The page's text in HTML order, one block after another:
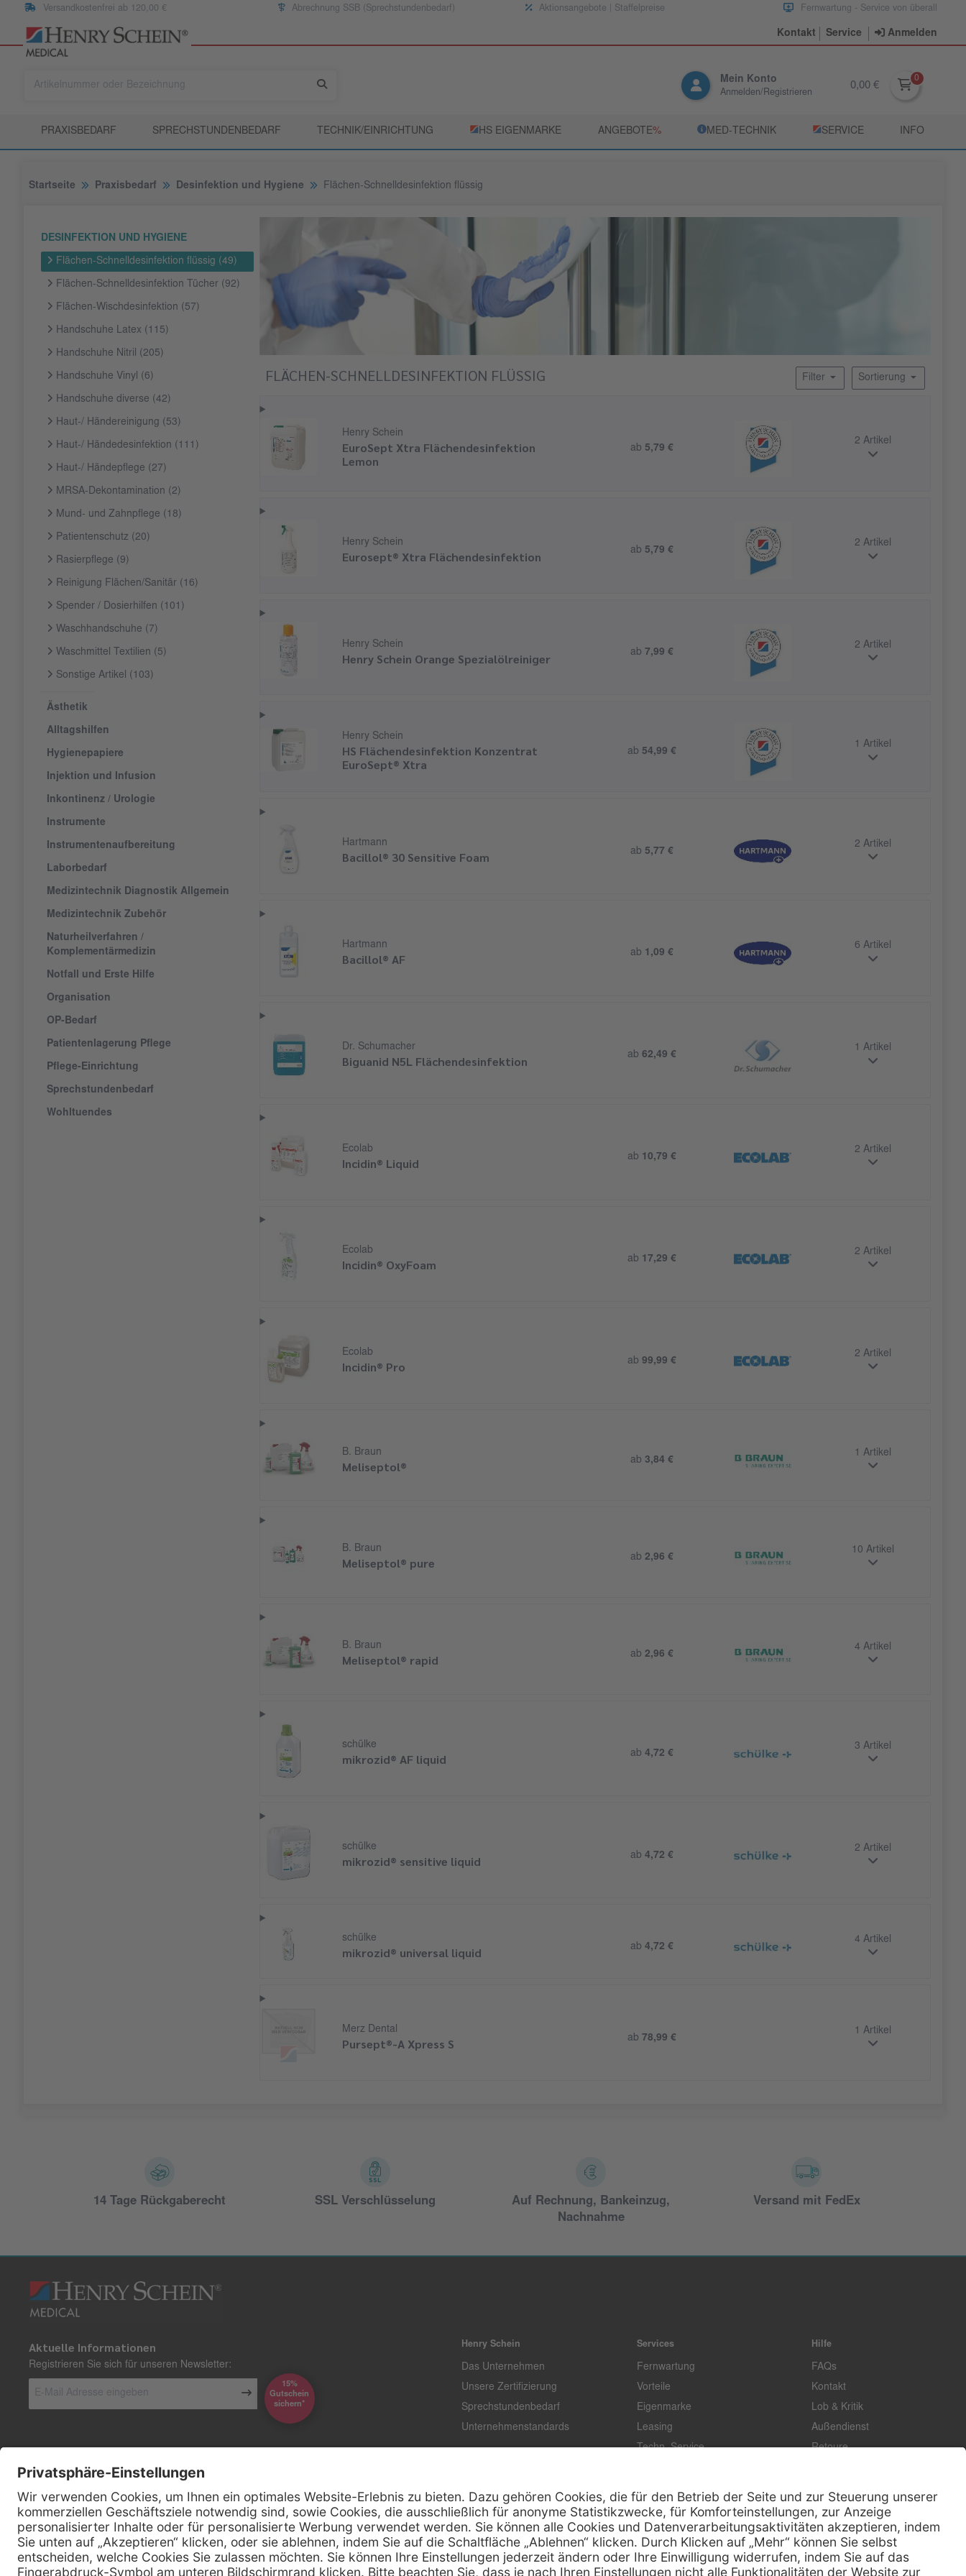
Versandkostenfrei ab 120,00 € Abrechnung SSB (Sprechstundenbedarf) Aktionsangebote | Staffelpreise Fernwartung - Service von überall
Kontakt Service Anmelden
Mein Konto
Anmelden/Registrieren
0,00 €
PRAXISBEDARF SPRECHSTUNDENBEDARF TECHNIK/EINRICHTUNG ­HS EIGENMARKE ANGEBOTE­% ­MED‑TECHNIK ­SERVICE INFO
Startseite Praxisbedarf Desinfektion und Hygiene Flächen-Schnelldesinfektion flüssig
DESINFEKTION UND HYGIENE
Flächen-Schnelldesinfektion flüssig (49)
Flächen-Schnelldesinfektion Tücher (92)
Flächen-Wischdesinfektion (57)
Handschuhe Latex (115)
Handschuhe Nitril (205)
Handschuhe Vinyl (6)
Handschuhe diverse (42)
Haut-/ Händereinigung (53)
Haut-/ Händedesinfektion (111)
Haut-/ Händepflege (27)
MRSA-Dekontamination (2)
Mund- und Zahnpflege (18)
Patientenschutz (20)
Rasierpflege (9)
Reinigung Flächen/Sanitär (16)
Spender / Dosierhilfen (101)
Waschhandschuhe (7)
Waschmittel Textilien (5)
Sonstige Artikel (103)
Ästhetik
Alltagshilfen
Hygienepapiere
Injektion und Infusion
Inkontinenz / Urologie
Instrumente
Instrumentenaufbereitung
Laborbedarf
Medizintechnik Diagnostik Allgemein
Medizintechnik Zubehör
Naturheilverfahren /
Komplementärmedizin
Notfall und Erste Hilfe
Organisation
OP-Bedarf
Patientenlagerung Pflege
Pflege-Einrichtung
Sprechstundenbedarf
Wohltuendes
FLÄCHEN-SCHNELLDESINFEKTION FLÜSSIG Sortierung
Filter
Henry Schein
EuroSept Xtra Flächendesinfektion
Lemon
ab 5,79 €
2 Artikel
Henry Schein
Eurosept® Xtra Flächendesinfektion ab 5,79 €
2 Artikel
Henry Schein
Henry Schein Orange Spezialölreiniger ab 7,99 €
2 Artikel
Henry Schein
HS Flächendesinfektion Konzentrat
EuroSept® Xtra
ab 54,99 €
1 Artikel
Hartmann
Bacillol® 30 Sensitive Foam ab 5,77 €
2 Artikel
Hartmann
Bacillol® AF ab 1,09 €
6 Artikel
Dr. Schumacher
Biguanid N5L Flächendesinfektion ab 62,49 €
1 Artikel
Ecolab
Incidin® Liquid ab 10,79 €
2 Artikel
Ecolab
Incidin® OxyFoam ab 17,29 €
2 Artikel
Ecolab
Incidin® Pro ab 99,99 €
2 Artikel
B. Braun
Meliseptol® ab 3,84 €
1 Artikel
B. Braun
Meliseptol® pure ab 2,96 €
10 Artikel
B. Braun
Meliseptol® rapid ab 2,96 €
4 Artikel
schülke
mikrozid® AF liquid ab 4,72 €
3 Artikel
schülke
mikrozid® sensitive liquid ab 4,72 €
2 Artikel
schülke
mikrozid® universal liquid ab 4,72 €
4 Artikel
Merz Dental
Pursept®-A Xpress S ab 78,99 €
1 Artikel
14 Tage Rückgaberecht SSL Verschlüsselung
Auf Rechnung, Bankeinzug,
Nachnahme
Versand mit FedEx
Aktuelle Informationen
Registrieren Sie sich für unseren Newsletter:
15%
Gutschein
*sichern
Henry Schein Medical GmbH
Alt-Moabit 96 b
D-10559 Berlin
Telefon: 0800 - 888 777 6
Henry Schein
Das Unternehmen
Unsere Zertifizierung
Sprechstundenbedarf
Unternehmenstandards
Services
Fernwartung
Vorteile
Eigenmarke
Leasing
Techn. Service
Hilfe
FAQs
Kontakt
Lob & Kritik
Außendienst
Retoure
Zertifikat Rechtliches
Impressum
Datenschutz
AGB